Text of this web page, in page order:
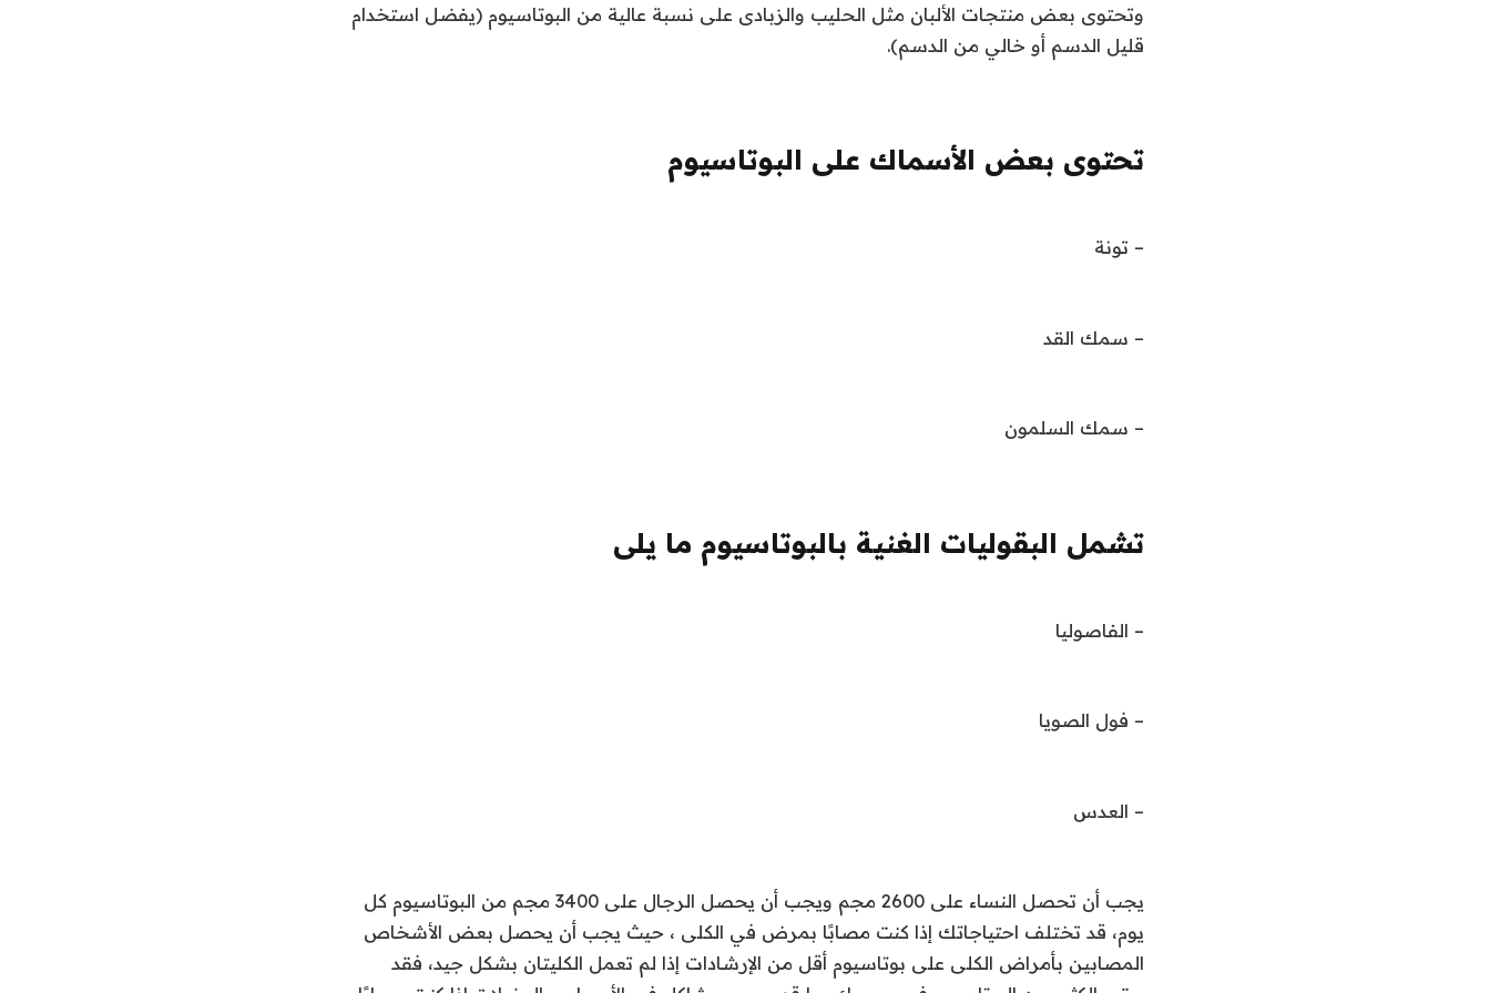
وتحتوى بعض منتجات الألبان مثل الحليب والزبادى على نسبة عالية من البوتاسيوم (يفضل استخدام
قليل الدسم أو خالي من الدسم).
تحتوى بعض الأسماك على البوتاسيوم
– تونة
– سمك القد
– سمك السلمون
تشمل البقوليات الغنية بالبوتاسيوم ما يلى
– الفاصوليا
– فول الصويا
– العدس
يجب أن تحصل النساء على 2600 مجم ويجب أن يحصل الرجال على 3400 مجم من البوتاسيوم كل
يوم، قد تختلف احتياجاتك إذا كنت مصابًا بمرض في الكلى ، حيث يجب أن يحصل بعض الأشخاص
المصابين بأمراض الكلى على بوتاسيوم أقل من الإرشادات إذا لم تعمل الكليتان بشكل جيد، فقد